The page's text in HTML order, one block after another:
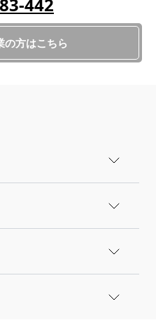
442
の方はこちら